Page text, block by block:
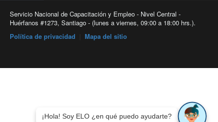
Servicio Nacional de Capacitación y Empleo - Nivel Central -
Huérfanos #1273, Santiago - (lunes a viernes, 09:00 a 18:00 hrs.).
Política de privacidad
Mapa del sitio
¡Hola! Soy ELO ¿en qué puedo ayudarte?